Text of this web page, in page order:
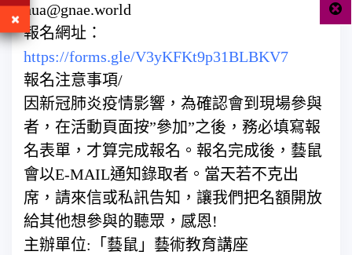
hua@gnae.world
報名網址：
https://forms.gle/V3yKFKt9p31BLBKV7
報名注意事項/
因新冠肺炎疫情影響，為確認會到現場參與
者，在活動頁面按”參加”之後，務必填寫報
名表單，才算完成報名。報名完成後，藝鼠
會以E-MAIL通知錄取者。當天若不克出
席，請來信或私訊告知，讓我們把名額開放
給其他想參與的聽眾，感恩!
主辦單位:「藝鼠」藝術教育講座